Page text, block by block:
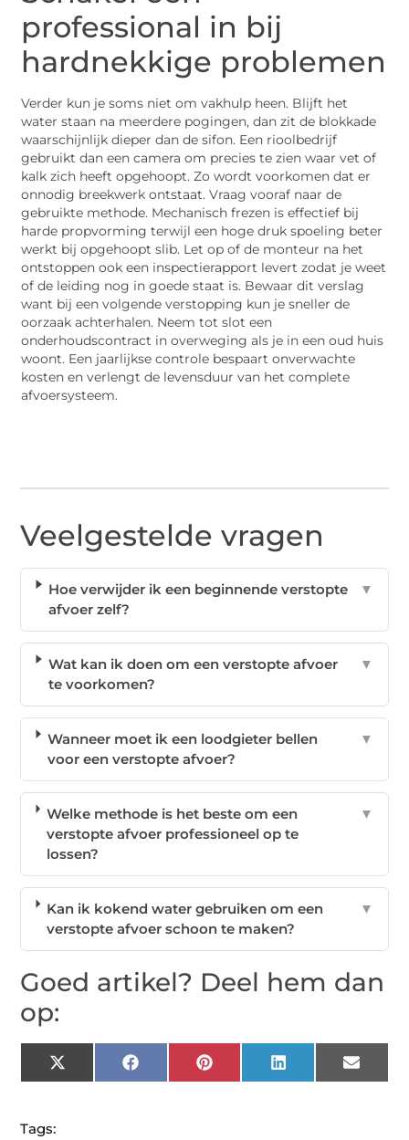
professional in bij
hardnekkige problemen
Verder kun je soms niet om vakhulp heen. Blijft het
water staan na meerdere pogingen, dan zit de blokkade
waarschijnlijk dieper dan de sifon. Een rioolbedrijf
gebruikt dan een camera om precies te zien waar vet of
kalk zich heeft opgehoopt. Zo wordt voorkomen dat er
onnodig breekwerk ontstaat. Vraag vooraf naar de
gebruikte methode. Mechanisch frezen is effectief bij
harde propvorming terwijl een hoge druk spoeling beter
werkt bij opgehoopt slib. Let op of de monteur na het
ontstoppen ook een inspectierapport levert zodat je weet
of de leiding nog in goede staat is. Bewaar dit verslag
want bij een volgende verstopping kun je sneller de
oorzaak achterhalen. Neem tot slot een
onderhoudscontract in overweging als je in een oud huis
woont. Een jaarlijkse controle bespaart onverwachte
kosten en verlengt de levensduur van het complete
afvoersysteem.
Veelgestelde vragen
Hoe verwijder ik een beginnende verstopte
afvoer zelf?
▼
Wat kan ik doen om een verstopte afvoer
te voorkomen?
▼
Wanneer moet ik een loodgieter bellen
voor een verstopte afvoer?
▼
Welke methode is het beste om een
verstopte afvoer professioneel op te
lossen?
▼
Kan ik kokend water gebruiken om een
verstopte afvoer schoon te maken?
▼
Goed artikel? Deel hem dan
op:
X
(Twitter)
Facebook Pinterest LinkedIn Email
Tags: